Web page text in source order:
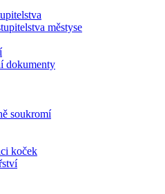
městyse
dokumenty
soukromí
koček